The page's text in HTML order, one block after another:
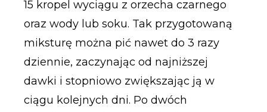
15 kropel wyciągu z orzecha czarnego
oraz wody lub soku. Tak przygotowaną
miksturę można pić nawet do 3 razy
dziennie, zaczynając od najniższej
dawki i stopniowo zwiększając ją w
ciągu kolejnych dni. Po dwóch